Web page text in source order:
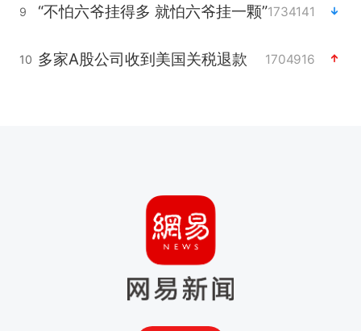
9 “不怕六爷挂得多 就怕六爷挂一颗”1734141
10 多家A股公司收到美国关税退款 1704916